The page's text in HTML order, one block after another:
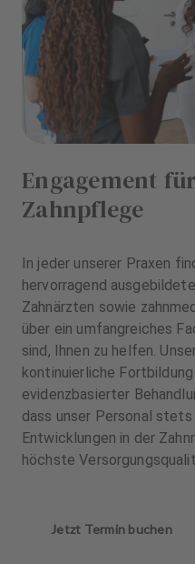
Engagement
Zahnpflege
In jeder unserer Praxen
hervorragend
Zahnärzten sowie
über ein umfangreiches
sind, Ihnen zu helfen.
kontinuierliche
evidenzbasierter
dass unser Personal
Entwicklungen in der
höchste
Jetzt Termin buchen